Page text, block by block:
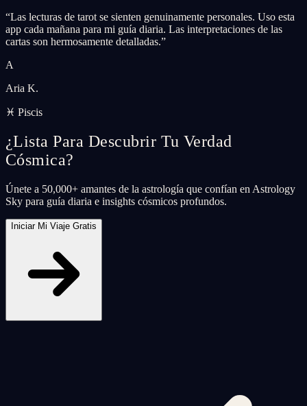
“Las lecturas de tarot se sienten genuinamente personales. Uso esta
app cada mañana para mi guía diaria. Las interpretaciones de las
cartas son hermosamente detalladas.”
A
Aria K.
♓ Piscis
¿Lista Para Descubrir Tu Verdad
Cósmica?
Únete a 50,000+ amantes de la astrología que confían en Astrology
Sky para guía diaria e insights cósmicos profundos.
Iniciar Mi Viaje Gratis